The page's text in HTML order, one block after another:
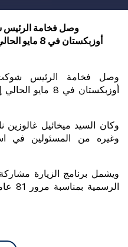
وصل فخامة الرئيس
أوزبكستان
وصل فخامة الرئيس
أوزبكستان في 8
وكان السيد ميخائيل غالوزين
وغيره من المسئولين في
ويشمل برنامج الزيارة